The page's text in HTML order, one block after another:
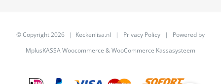
© Copyright2026 | Keckenlisa.nl | Privacy Policy | Powered by
MplusKASSA Woocommerce &WooCommerce Kassasysteem